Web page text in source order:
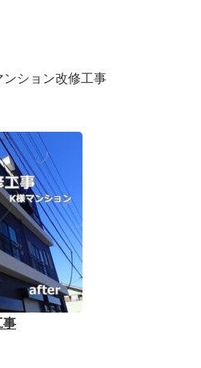
ション改修工事
事